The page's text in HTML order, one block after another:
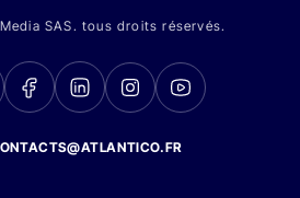
SAS. tous droits réservés.